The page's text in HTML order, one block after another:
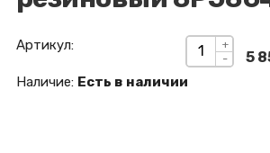
+
- 5
Артикул:
Наличие: Есть в наличии